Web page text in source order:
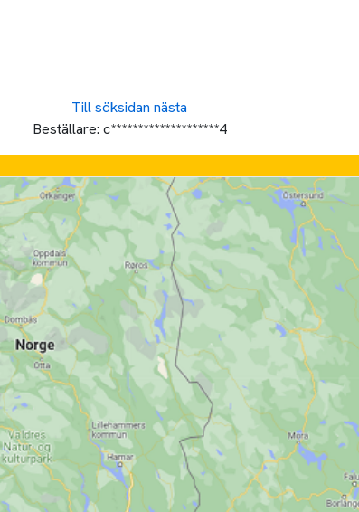
Till söksidan nästa
Beställare: c********************4